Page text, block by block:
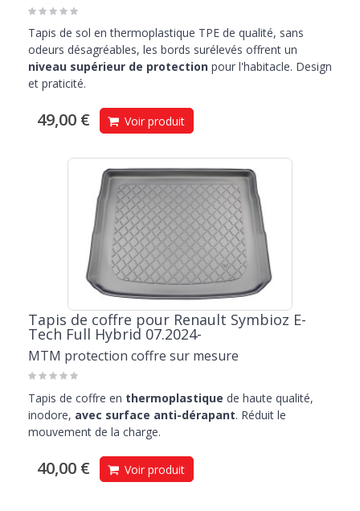
Tapis de sol en thermoplastique TPE de qualité, sans
odeurs désagréables, les bords surélevés offrent un
niveau supérieur de protection pour l'habitacle. Design
et praticité.
49,00 € Voir produit
Tapis de coffre pour Renault Symbioz E-
Tech Full Hybrid 07.2024-
MTM protection coffre sur mesure
Tapis de coffre en thermoplastique de haute qualité,
inodore, avec surface anti-dérapant. Réduit le
mouvement de la charge.
40,00 € Voir produit